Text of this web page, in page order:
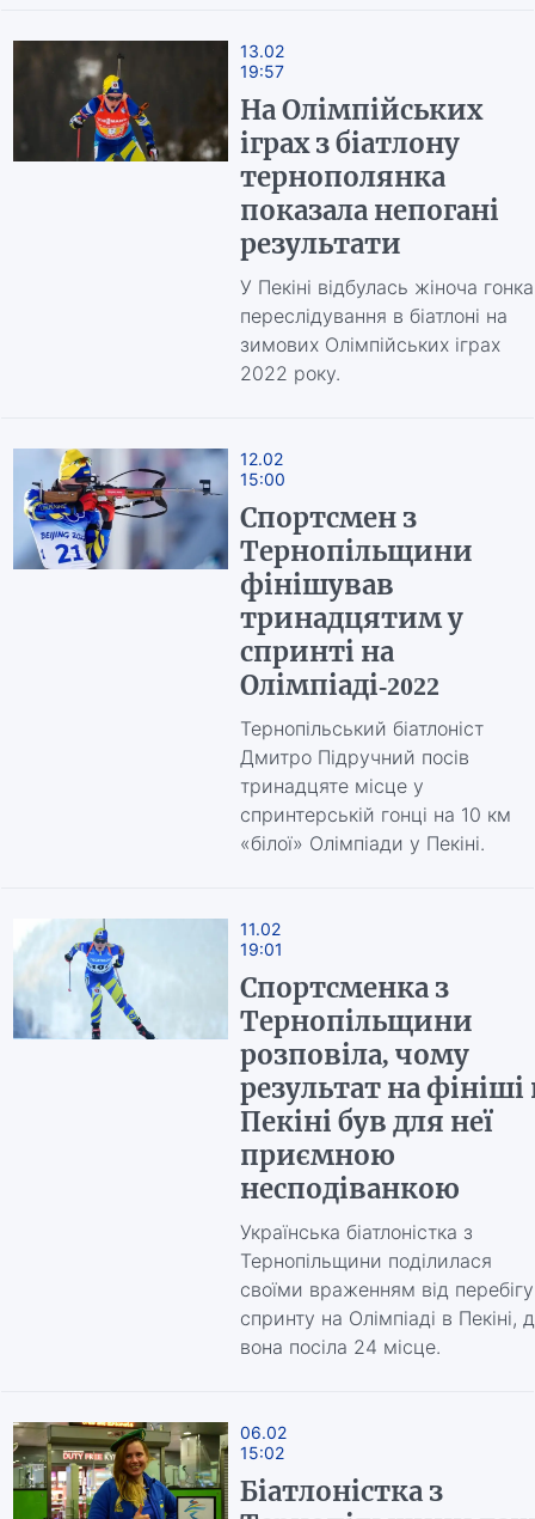
13.02
19:57
На Олімпійських
іграх з біатлону
тернополянка
показала непогані
результати
У Пекіні відбулась жіноча гонка
переслідування в біатлоні на
зимових Олімпійських іграх
2022 року.
12.02
15:00
Спортсмен з
Тернопільщини
фінішував
тринадцятим у
спринті на
Олімпіаді-2022
Тернопільський біатлоніст
Дмитро Підручний посів
тринадцяте місце у
спринтерській гонці на 10 км
«білої» Олімпіади у Пекіні.
11.02
19:01
Спортсменка з
Тернопільщини
розповіла, чому
результат на фініші
Пекіні був для неї
приємною
несподіванкою
Українська біатлоністка з
Тернопільщини поділилася
своїми враженням від перебігу
спринту на Олімпіаді в Пекіні,
вона посіла 24 місце.
06.02
15:02
Біатлоністка з